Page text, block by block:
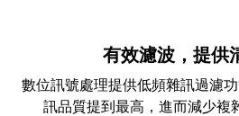
有效濾波，提供
數位訊號處理提供低頻雜訊過濾
訊品質提到最高，進而減少複